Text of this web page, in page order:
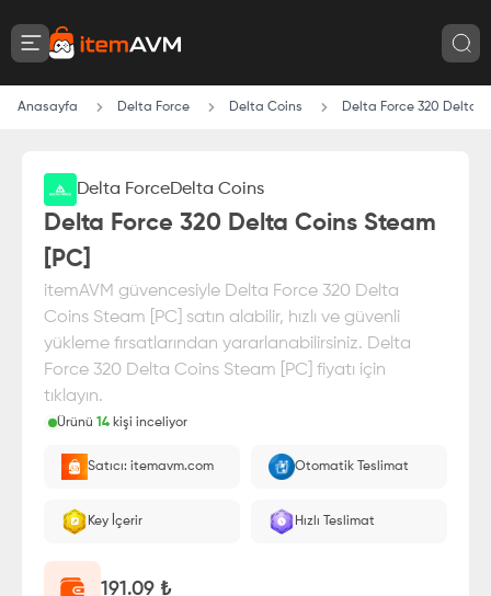
Anasayfa Delta Force Delta Coins Delta Force 320 Delta
Delta ForceDelta Coins
Delta Force 320 Delta Coins Steam
[PC]
itemAVM güvencesiyle Delta Force 320 Delta
Coins Steam [PC] satın alabilir, hızlı ve güvenli
yükleme fırsatlarından yararlanabilirsiniz. Delta
Force 320 Delta Coins Steam [PC] fiyatı için
tıklayın.
Ürünü 14 kişi inceliyor
E-Pin olarak yüklenir.
Satıcı: itemavm.com Otomatik Teslimat
Key İçerir Hızlı Teslimat
191.09 ₺